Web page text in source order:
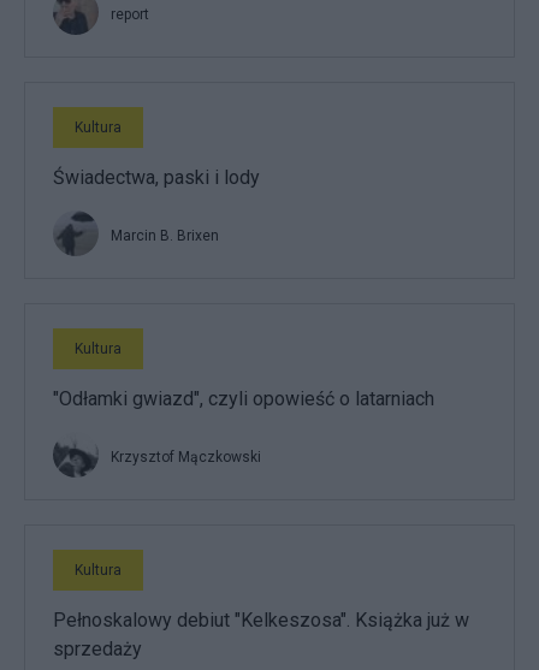
report
Kultura
Świadectwa, paski i lody
Marcin B. Brixen
Kultura
"Odłamki gwiazd", czyli opowieść o latarniach
Krzysztof Mączkowski
Kultura
Pełnoskalowy debiut "Kelkeszosa". Książka już w
sprzedaży